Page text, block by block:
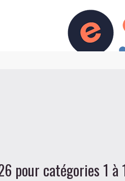
pour catégories 1 à